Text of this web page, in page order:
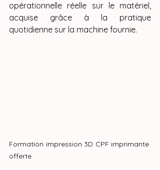
opérationnelle réelle sur le matériel,
acquise grâce à la pratique
quotidienne sur la machine fournie.
Formation impression 3D CPF imprimante
offerte